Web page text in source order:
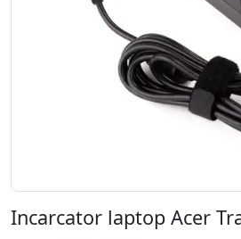
Incarcator laptop Acer